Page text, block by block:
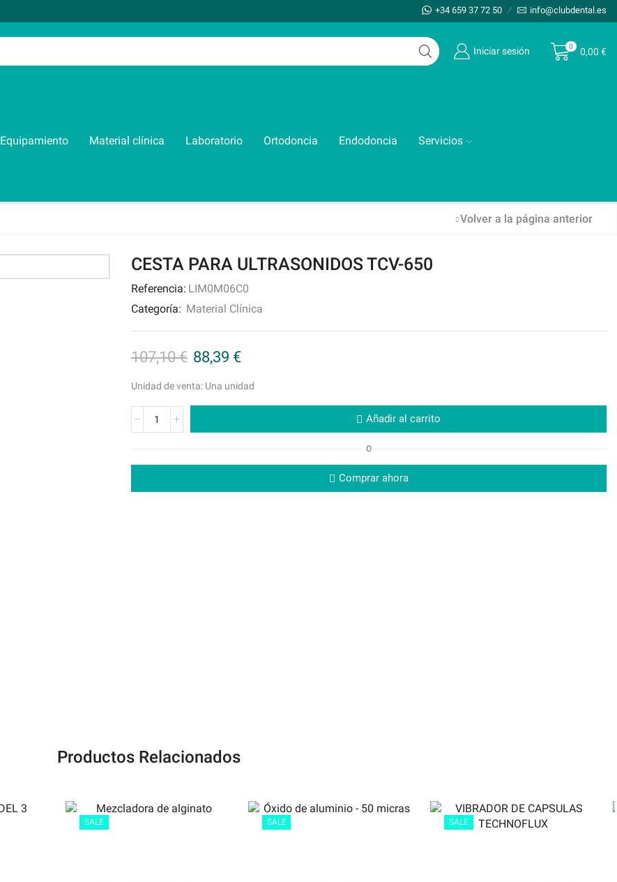
+34 659 37 72 50 info@clubdental.es
Iniciar sesión 0 0,00 €
Equipamiento Material clínica Laboratorio Ortodoncia Endodoncia Servicios
Volver a la página anterior
CESTA PARA ULTRASONIDOS TCV-650
Referencia: LIM0M06C0
Categoría: Material Clínica
107,10€ 88,39 €
Unidad de venta: Una unidad
Añadir al carrito
O
Comprar ahora
Productos Relacionados
SALE SALE SALE